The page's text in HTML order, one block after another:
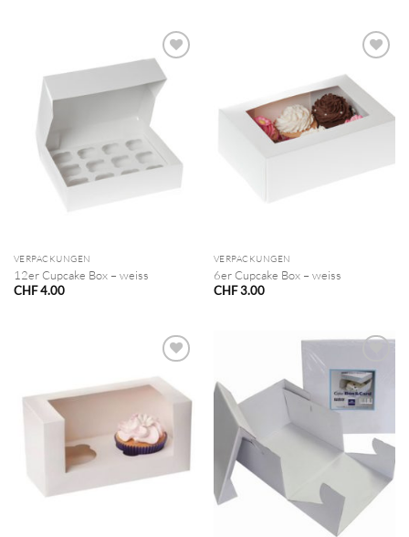
VERPACKUNGEN
12er Cupcake Box – weiss
CHF4.00
VERPACKUNGEN
6er Cupcake Box – weiss
CHF3.00